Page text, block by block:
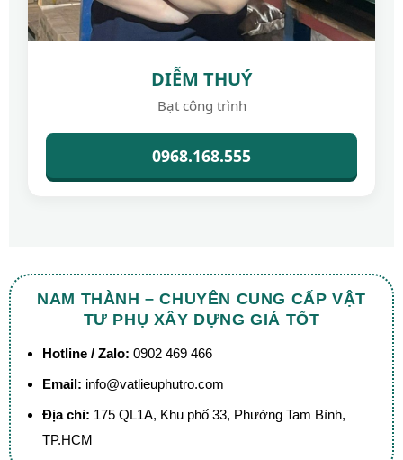
DIỄM THUÝ
Bạt công trình
0968.168.555
NAM THÀNH – CHUYÊN CUNG CẤP VẬT
TƯ PHỤ XÂY DỰNG GIÁ TỐT
Hotline / Zalo: 0902 469 466
Email: info@vatlieuphutro.com
Địa chỉ: 175 QL1A, Khu phố 33, Phường Tam Bình,
TP.HCM